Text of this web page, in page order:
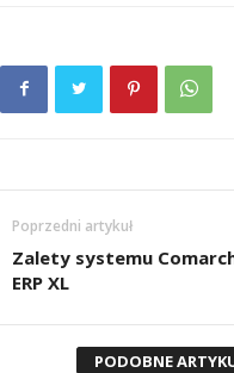
Poprzedni artykuł
Zalety systemu
ERP XL
PODOBNE